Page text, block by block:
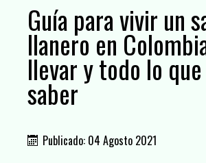
Guía para vivir un
llanero en
llevar y todo lo
saber
Publicado: 04 Agosto 2021